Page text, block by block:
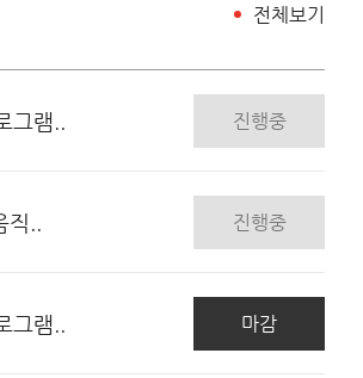
전체보기
램.. 진행중
.. 진행중
램.. 마감